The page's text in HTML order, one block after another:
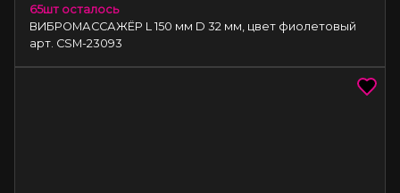
ВИБРОМАССАЖЁР L 150 мм D 32 мм, цвет фиолетовый
арт. CSM-23093
65шт осталось